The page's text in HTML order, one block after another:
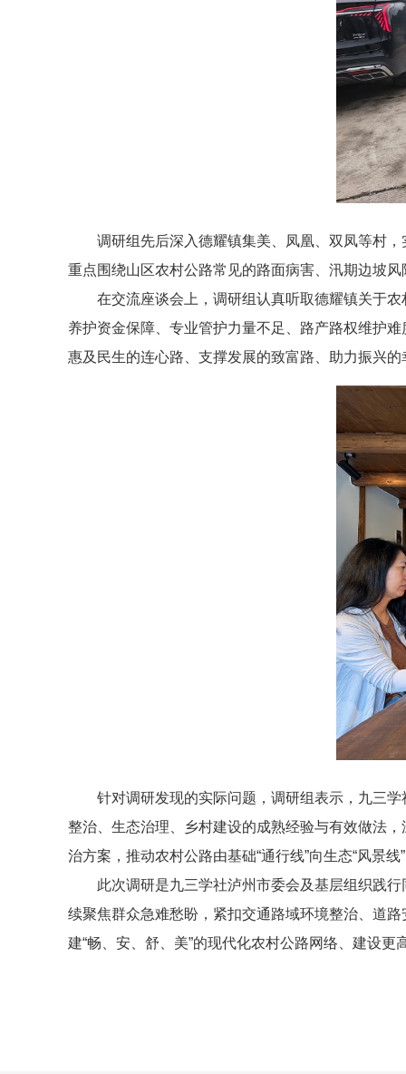
调研组先后深入德耀镇集美、凤凰、双凤等村
重点围绕山区农村公路常见的路面病害、汛期边坡
在交流座谈会上，调研组认真听取德耀镇关于
养护资金保障、专业管护力量不足、路产路权维护
惠及民生的连心路、支撑发展的致富路、助力振兴
针对调研发现的实际问题，调研组表示，九三
整治、生态治理、乡村建设的成熟经验与有效做法
治方案，推动农村公路由基础“通行线”向生态“风景线
此次调研是九三学社泸州市委会及基层组织践
续聚焦群众急难愁盼，紧扣交通路域环境整治、道
建“畅、安、舒、美”的现代化农村公路网络、建设